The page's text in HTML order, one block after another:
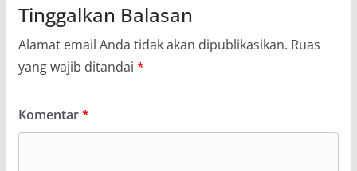
Tinggalkan Balasan
Alamat email Anda tidak akan dipublikasikan. Ruas
yang wajib ditandai *
Komentar*